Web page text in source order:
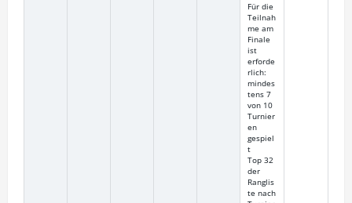
Für die
Teilnah
me am
Finale
ist
erforde
rlich:
mindes
tens 7
von 10
Turnier
en
gespiel
t
Top 32
der
Ranglis
te nach